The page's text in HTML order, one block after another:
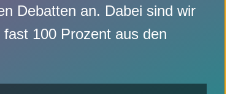
Debatten an. Dabei sind wir
100 Prozent aus den